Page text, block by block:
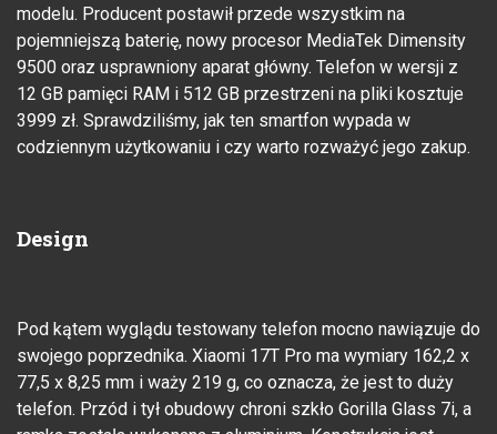
modelu. Producent postawił przede wszystkim na
pojemniejszą baterię, nowy procesor MediaTek Dimensity
9500 oraz usprawniony aparat główny. Telefon w wersji z
12 GB pamięci RAM i 512 GB przestrzeni na pliki kosztuje
3999 zł. Sprawdziliśmy, jak ten smartfon wypada w
codziennym użytkowaniu i czy warto rozważyć jego zakup.
Design
Pod kątem wyglądu testowany telefon mocno nawiązuje do
swojego poprzednika. Xiaomi 17T Pro ma wymiary 162,2 x
77,5 x 8,25 mm i waży 219 g, co oznacza, że jest to duży
telefon. Przód i tył obudowy chroni szkło Gorilla Glass 7i, a